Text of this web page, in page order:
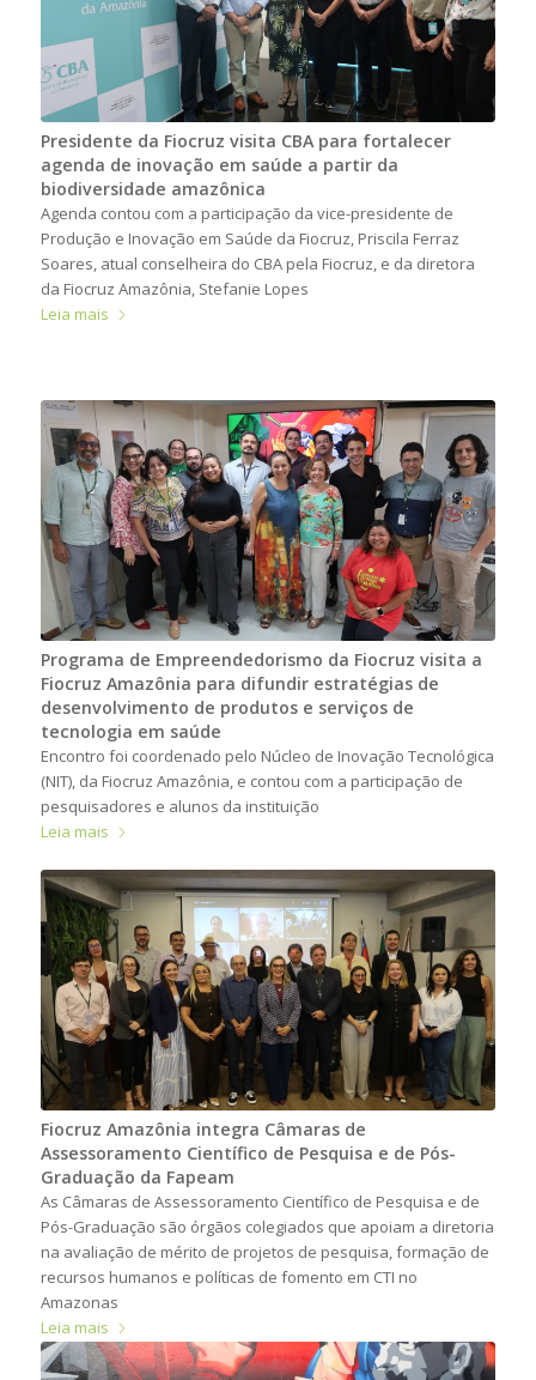
Presidente da Fiocruz visita CBA para fortalecer
agenda de inovação em saúde a partir da
biodiversidade amazônica
Agenda contou com a participação da vice-presidente de
Produção e Inovação em Saúde da Fiocruz, Priscila Ferraz
Soares, atual conselheira do CBA pela Fiocruz, e da diretora
da Fiocruz Amazônia, Stefanie Lopes
Leia mais
Programa de Empreendedorismo da Fiocruz visita a
Fiocruz Amazônia para difundir estratégias de
desenvolvimento de produtos e serviços de
tecnologia em saúde
Encontro foi coordenado pelo Núcleo de Inovação Tecnológica
(NIT), da Fiocruz Amazônia, e contou com a participação de
pesquisadores e alunos da instituição
Leia mais
Fiocruz Amazônia integra Câmaras de
Assessoramento Científico de Pesquisa e de Pós-
Graduação da Fapeam
As Câmaras de Assessoramento Científico de Pesquisa e de
Pós-Graduação são órgãos colegiados que apoiam a diretoria
na avaliação de mérito de projetos de pesquisa, formação de
recursos humanos e políticas de fomento em CTI no
Amazonas
Leia mais